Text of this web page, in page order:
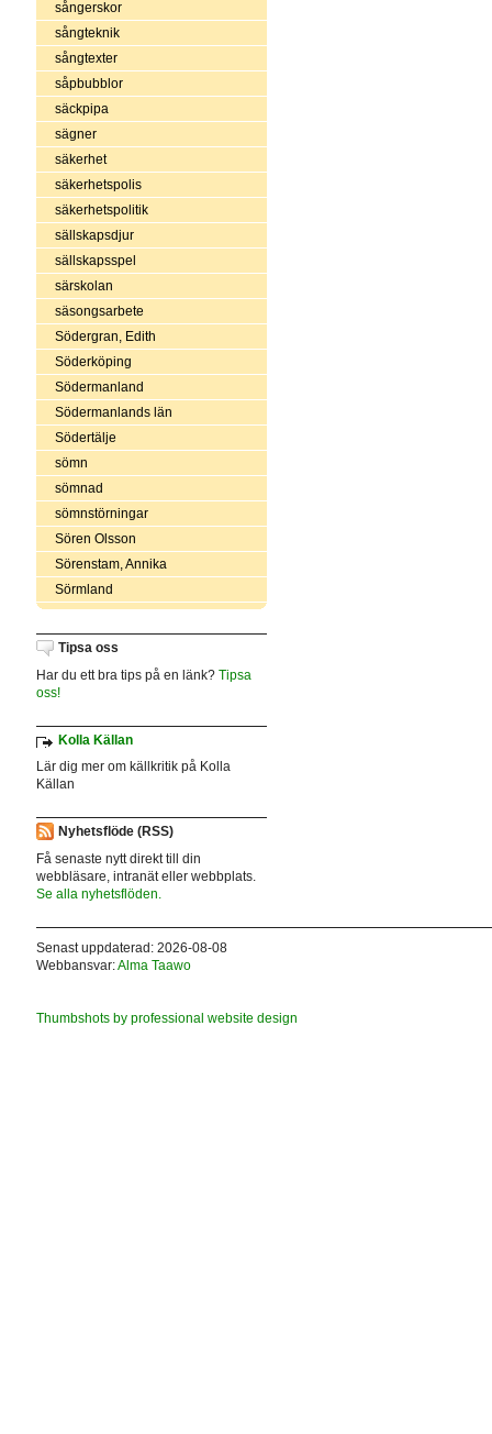
sångerskor
sångteknik
sångtexter
såpbubblor
säckpipa
sägner
säkerhet
säkerhetspolis
säkerhetspolitik
sällskapsdjur
sällskapsspel
särskolan
säsongsarbete
Södergran, Edith
Söderköping
Södermanland
Södermanlands län
Södertälje
sömn
sömnad
sömnstörningar
Sören Olsson
Sörenstam, Annika
Sörmland
Tipsa oss
Har du ett bra tips på en länk? Tipsa
oss!
Kolla Källan
Lär dig mer om källkritik på Kolla
Källan
Nyhetsflöde (RSS)
Få senaste nytt direkt till din
webbläsare, intranät eller webbplats.
Se alla nyhetsflöden.
Senast uppdaterad: 2026-08-08
Webbansvar:Alma Taawo
Thumbshots by professional website design